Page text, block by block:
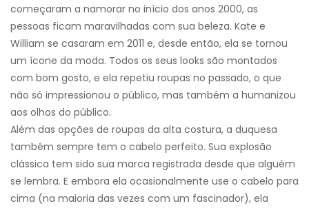
começaram a namorar no início dos anos 2000, as
pessoas ficam maravilhadas com sua beleza. Kate e
William se casaram em 2011 e, desde então, ela se tornou
um ícone da moda. Todos os seus looks são montados
com bom gosto, e ela repetiu roupas no passado, o que
não só impressionou o público, mas também a humanizou
aos olhos do público.
Além das opções de roupas da alta costura, a duquesa
também sempre tem o cabelo perfeito. Sua explosão
clássica tem sido sua marca registrada desde que alguém
se lembra. E embora ela ocasionalmente use o cabelo para
cima (na maioria das vezes com um fascinador), ela